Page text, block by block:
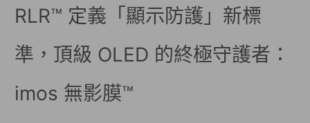
RLR™ 定義「顯示防護」新標
準，頂級 OLED 的終極守護者：
imos 無影膜™